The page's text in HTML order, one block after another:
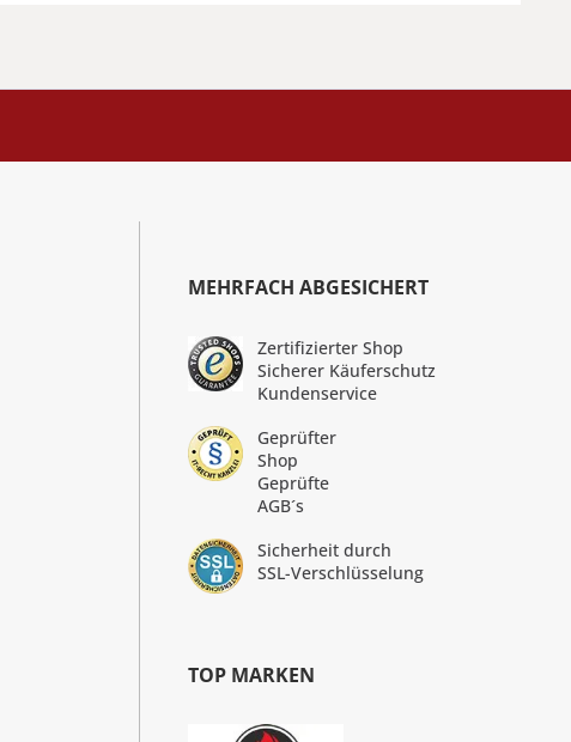
MEHRFACH ABGESICHERT
Zertifizierter Shop
Sicherer Käuferschutz
Kundenservice
Geprüfter
Shop
Geprüfte
AGB´s
Sicherheit durch
SSL-Verschlüsselung
TOP MARKEN